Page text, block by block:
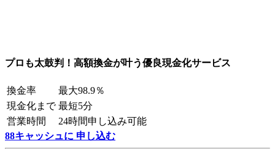
プロも太鼓判！高額換金が叶う優良現金化サービス
換金率
最大98.9％
現金化まで 最短5分
営業時間
24時間申し込み可能
88キャッシュに 申し込む